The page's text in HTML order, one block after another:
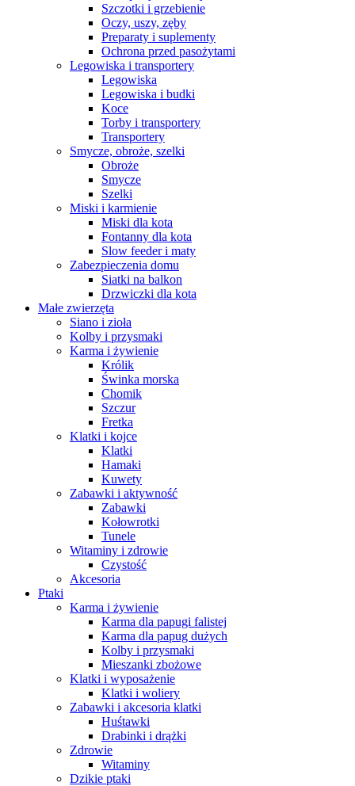
Szczotki i grzebienie
Oczy, uszy, zęby
Preparaty i suplementy
Ochrona przed pasożytami
Legowiska i transportery
Legowiska
Legowiska i budki
Koce
Torby i transportery
Transportery
Smycze, obroże, szelki
Obroże
Smycze
Szelki
Miski i karmienie
Miski dla kota
Fontanny dla kota
Slow feeder i maty
Zabezpieczenia domu
Siatki na balkon
Drzwiczki dla kota
Małe zwierzęta
Siano i zioła
Kolby i przysmaki
Karma i żywienie
Królik
Świnka morska
Chomik
Szczur
Fretka
Klatki i kojce
Klatki
Hamaki
Kuwety
Zabawki i aktywność
Zabawki
Kołowrotki
Tunele
Witaminy i zdrowie
Czystość
Akcesoria
Ptaki
Karma i żywienie
Karma dla papugi falistej
Karma dla papug dużych
Kolby i przysmaki
Mieszanki zbożowe
Klatki i wyposażenie
Klatki i woliery
Zabawki i akcesoria klatki
Huśtawki
Drabinki i drążki
Zdrowie
Witaminy
Dzikie ptaki